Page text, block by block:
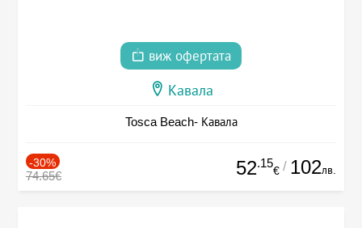
виж офертата
Кавала
Tosca Beach- Кавала
-30%
74.65€ 52.15
€ / 102лв.